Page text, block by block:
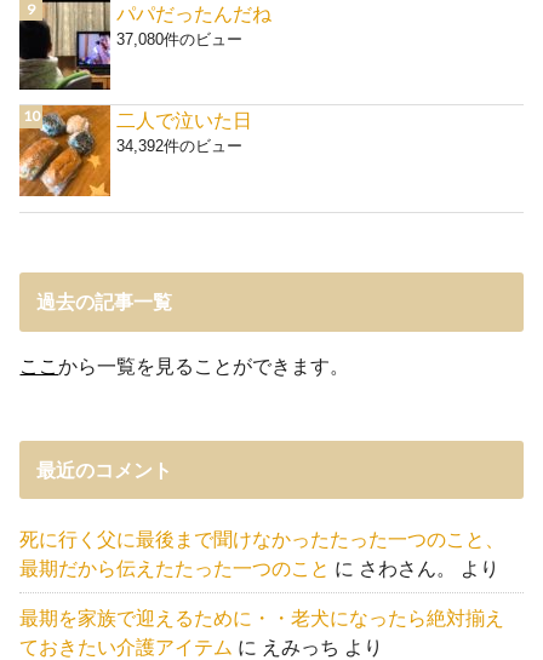
パパだったんだね
37,080件のビュー
二人で泣いた日
34,392件のビュー
過去の記事一覧
ここから一覧を見ることができます。
最近のコメント
死に行く父に最後まで聞けなかったたった一つのこと、
最期だから伝えたたった一つのこと に さわさん。 より
最期を家族で迎えるために・・老犬になったら絶対揃え
ておきたい介護アイテム に えみっち より